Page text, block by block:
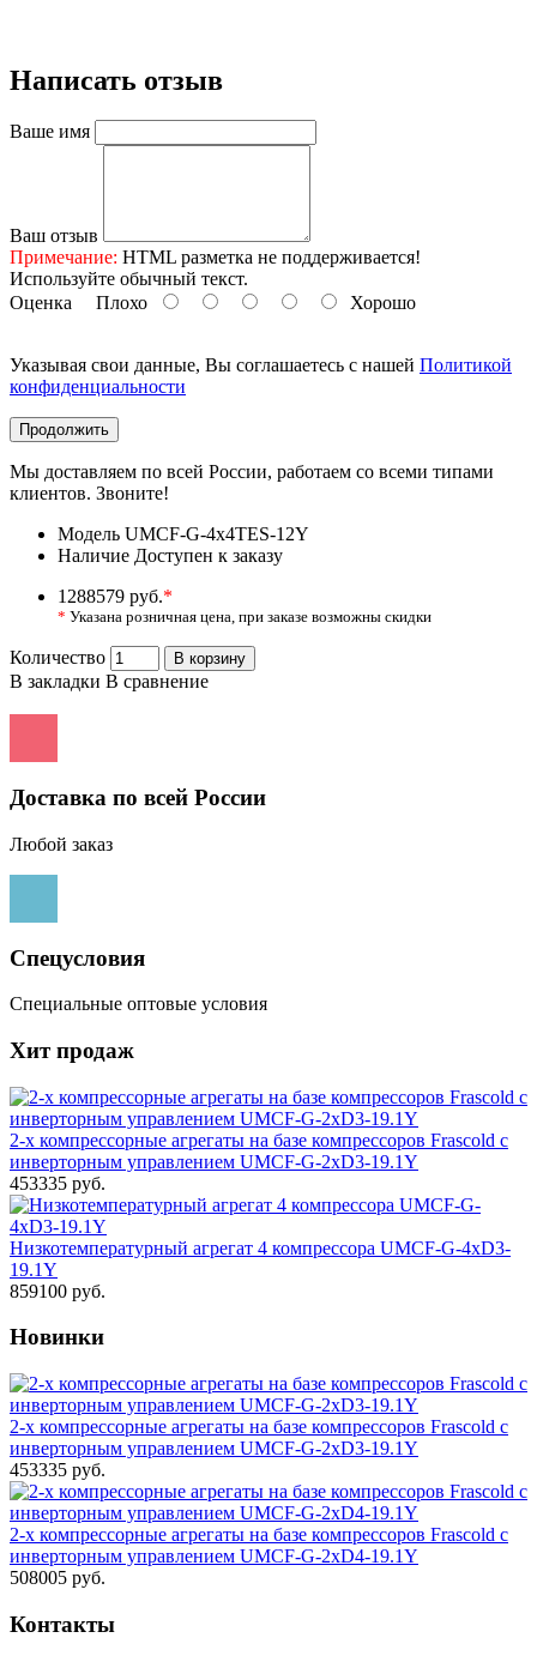
Написать отзыв
Ваше имя
Ваш отзыв
Примечание: HTML разметка не поддерживается!
Используйте обычный текст.
Оценка Плохо Хорошо
Указывая свои данные, Вы соглашаетесь с нашей Политикой
конфиденциальности
Продолжить
Мы доставляем по всей России, работаем со всеми типами
клиентов. Звоните!
Модель UMCF-G-4x4TES-12Y
Наличие Доступен к заказу
1288579 руб.*
* Указана розничная цена, при заказе возможны скидки
Количество В корзину
В закладки В сравнение
Доставка по всей России
Любой заказ
Спецусловия
Специальные оптовые условия
Хит продаж
2-х компрессорные агрегаты на базе компрессоров Frascold с
инверторным управлением UMCF-G-2xD3-19.1Y
453335 руб.
Низкотемпературный агрегат 4 компрессора UMCF-G-4хD3-
19.1Y
859100 руб.
Новинки
2-х компрессорные агрегаты на базе компрессоров Frascold с
инверторным управлением UMCF-G-2xD3-19.1Y
453335 руб.
2-х компрессорные агрегаты на базе компрессоров Frascold с
инверторным управлением UMCF-G-2xD4-19.1Y
508005 руб.
Контакты